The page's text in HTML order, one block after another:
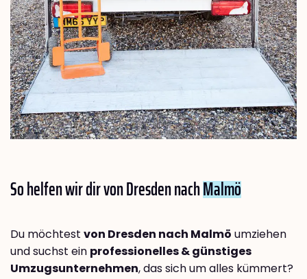
So helfen wir dir von Dresden nachMalmö
Du möchtest von Dresden nach Malmö umziehen
und suchst ein professionelles & günstiges
Umzugsunternehmen, das sich um alles kümmert?